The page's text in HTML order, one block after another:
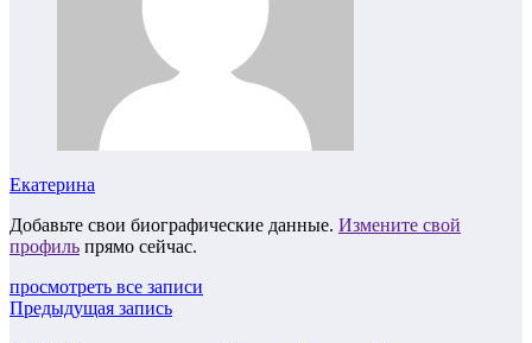
Екатерина
Добавьте свои биографические данные. Измените свой
профиль прямо сейчас.
просмотреть все записи
Предыдущая запись